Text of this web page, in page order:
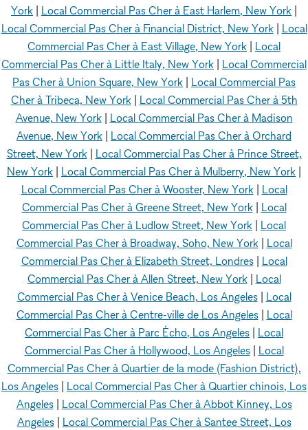
York
Local Commercial Pas Cher à East Harlem, New York
Local Commercial Pas Cher à Financial District, New York| Local
Commercial Pas Cher à East Village, New York
Local
Commercial Pas Cher à Little Italy, New York
Local Commercial
Pas Cher à Union Square, New York
Local Commercial Pas
Cher à Tribeca, New York| Local Commercial Pas Cher à 5th
Avenue, New York| Local Commercial Pas Cher à Madison
Avenue, New York
Local Commercial Pas Cher à Orchard
Street, New York| Local Commercial Pas Cher à Prince Street,
New York
Local Commercial Pas Cher à Mulberry, New York
Local Commercial Pas Cher à Wooster, New York| Local
Commercial Pas Cher à Greene Street, New York| Local
Commercial Pas Cher à Ludlow Street, New York
Local
Commercial Pas Cher à Broadway, Soho, New York| Local
Commercial Pas Cher à Elizabeth Street, Londres| Local
Commercial Pas Cher à Allen Street, New York| Local
Commercial Pas Cher à Venice Beach, Los Angeles| Local
Commercial Pas Cher à Centre-ville de Los Angeles| Local
Commercial Pas Cher à Parc Écho, Los Angeles
Local
Commercial Pas Cher à Hollywood, Los Angeles| Local
Commercial Pas Cher à Quartier de la mode (Fashion District),
Los Angeles
Local Commercial Pas Cher à Quartier chinois, Los
Angeles| Local Commercial Pas Cher à Abbot Kinney, Los
Angeles| Local Commercial Pas Cher à Santee Street, Los